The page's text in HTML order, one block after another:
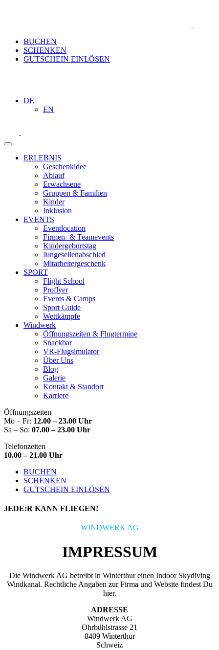
BUCHEN
SCHENKEN
GUTSCHEIN EINLÖSEN
DE
EN
ERLEBNIS
Geschenkidee
Ablauf
Erwachsene
Gruppen & Familien
Kinder
Inklusion
EVENTS
Eventlocation
Firmen- & Teamevents
Kindergeburtstag
Jungesellenabschied
Mitarbeitergeschenk
SPORT
Flight School
Proflyer
Events & Camps
Sport Guide
Wettkämpfe
Windwerk
Öffnungszeiten & Flugtermine
Snackbar
VR-Flugsimulator
Über Uns
Blog
Galerie
Kontakt & Standort
Karriere
Öffnungszeiten
Mo – Fr: 12.00 – 23.00 Uhr
Sa – So: 07.00 – 23.00 Uhr
Telefonzeiten
10.00 – 21.00 Uhr
BUCHEN
SCHENKEN
GUTSCHEIN EINLÖSEN
JEDE:R KANN FLIEGEN!
WINDWERK AG
IMPRESSUM
Die Windwerk AG betreibt in Winterthur einen Indoor Skydiving
Windkanal. Rechtliche Angaben zur Firma und Website findest Du
hier.
ADRESSE
Windwerk AG
Ohrbühlstrasse 21
8409 Winterthur
Schweiz